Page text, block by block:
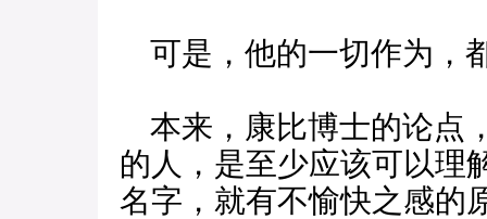
可是，他的一切作为，
本来，康比博士的论点
的人，是至少应该可以理
名字，就有不愉快之感的